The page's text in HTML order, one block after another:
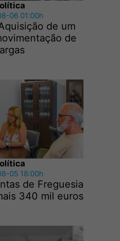
06 01:00h
de um
de
05 18:00h
de Freguesia
340 mil euros